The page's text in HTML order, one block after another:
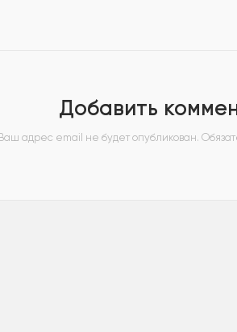
Добавить
адрес email не будет опубликован.